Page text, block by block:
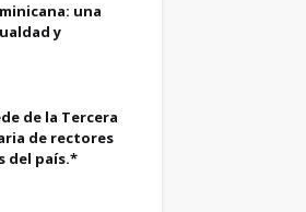
una
y
de la Tercera
de rectores
del país.*